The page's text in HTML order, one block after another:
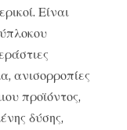
Είναι
ανισορροπίες
προϊόντος,
δύσης,